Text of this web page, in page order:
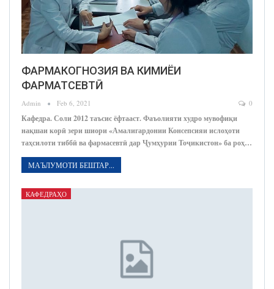
ФАРМАКОГНОЗИЯ ВА КИМИЁИ
ФАРМАТСЕВТӢ
Admin Feb 6, 2021 0
Кафедра. Соли 2012 таъсис ёфтааст. Фаъолияти худро мувофиқи
нақшаи корӣ зери шиори «Амалигардонии Консепсияи ислоҳоти
таҳсилоти тиббӣ ва фармасевтӣ дар Ҷумҳурии Тоҷикистон» ба роҳ…
МАЪЛУМОТИ БЕШТАР...
КАФЕДРАҲО